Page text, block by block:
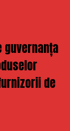
guvernanța
de